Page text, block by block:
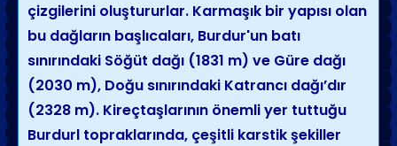
çizgilerini oluştururlar. Karmaşık bir yapısı olan
bu dağların başlıcaları, Burdur'un batı
sınırındaki Söğüt dağı (1831 m) ve Güre dağı
(2030 m), Doğu sınırındaki Katrancı dağı’dır
(2328 m). Kireçtaşlarının önemli yer tuttuğu
Burdurl topraklarında, çeşitli karstik şekiller